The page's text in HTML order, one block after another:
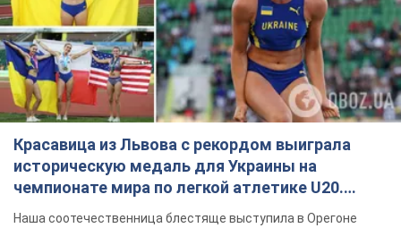
Красавица из Львова с рекордом выиграла
историческую медаль для Украины на
чемпионате мира по легкой атлетике U20.
Видео
Наша соотечественница блестяще выступила в Орегоне